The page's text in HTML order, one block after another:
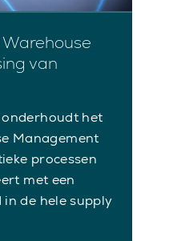
van
het
Management
processen
met een
de hele supply